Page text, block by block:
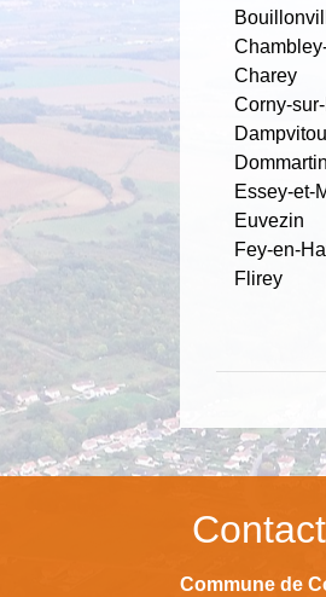
Charey
Corny-
Essey-et-
Euvezin
Fey-en-
Flirey
Contact
Commune de